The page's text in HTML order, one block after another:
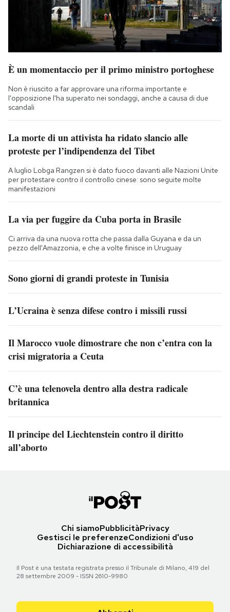
È un momentaccio per il primo ministro portoghese
Non è riuscito a far approvare una riforma importante e
l'opposizione l'ha superato nei sondaggi, anche a causa di due
scandali
La morte di un attivista ha ridato slancio alle
proteste per l’indipendenza del Tibet
A luglio Lobga Rangzen si è dato fuoco davanti alle Nazioni Unite
per protestare contro il controllo cinese: sono seguite molte
manifestazioni
La via per fuggire da Cuba porta in Brasile
Ci arriva da una nuova rotta che passa dalla Guyana e da un
pezzo dell'Amazzonia, e che a volte finisce in Uruguay
Sono giorni di grandi proteste in Tunisia
L’Ucraina è senza difese contro i missili russi
Il Marocco vuole dimostrare che non c’entra con la
crisi migratoria a Ceuta
C’è una telenovela dentro alla destra radicale
britannica
Il principe del Liechtenstein contro il diritto
all’aborto
Chi siamoPubblicitàPrivacy
Gestisci le preferenzeCondizioni d'uso
Dichiarazione di accessibilità
Il Post è una testata registrata presso il Tribunale di Milano, 419 del
28 settembre 2009 - ISSN 2610-9980